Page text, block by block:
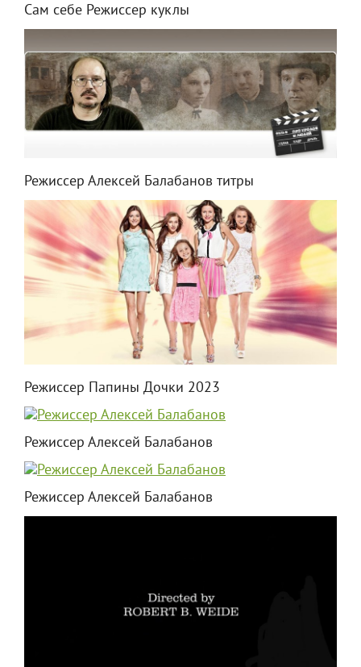
Сам себе Режиссер куклы
Режиссер Алексей Балабанов титры
Режиссер Папины Дочки 2023
Режиссер Алексей Балабанов
Режиссер Алексей Балабанов